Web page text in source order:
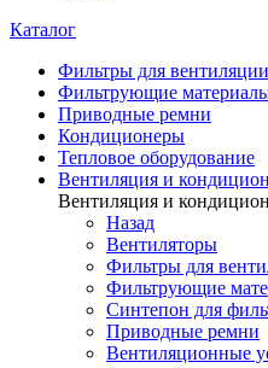
Каталог
Фильтры для вентиляции
Фильтрующие
Приводные ремни
Кондиционеры
Тепловое оборудование
Вентиляция и
Вентиляция и
Назад
Вентиляторы
Фильтры для
Фильтрующие
Синтепон для
Приводные ремни
Вентиляционные